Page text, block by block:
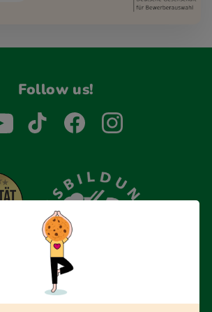
Follow us!
mit Ausbildungspark: Wir
für Schritt bei deinem Start in den